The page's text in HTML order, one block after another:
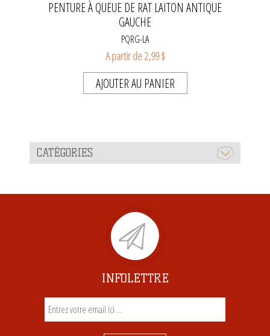
PENTURE À QUEUE DE RAT LAITON ANTIQUE
GAUCHE
PQRG-LA
A partir de 2,99 $
AJOUTER AU PANIER
CATÉGORIES
INFOLETTRE